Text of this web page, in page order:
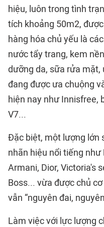
hiệu, luôn trong tình
tích khoảng 50m2,
hàng hóa chủ yếu là
nước tẩy trang, kem
dưỡng da, sữa rửa mặt,
đang được ưa chuộng
hiện nay như Innisfree,
V7...
Đặc biệt, một lượng lớn
nhãn hiệu nổi tiếng như
Armani, Dior, Victoria's
Boss... vừa được chủ
vẫn “nguyên đai,
Làm việc với lực lượng